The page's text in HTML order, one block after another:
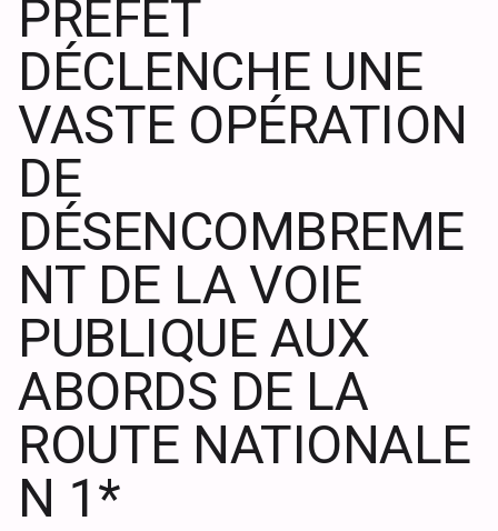
PRÉFET
DÉCLENCHE UNE
VASTE OPÉRATION
DE
DÉSENCOMBREME
NT DE LA VOIE
PUBLIQUE AUX
ABORDS DE LA
ROUTE NATIONALE
N 1*